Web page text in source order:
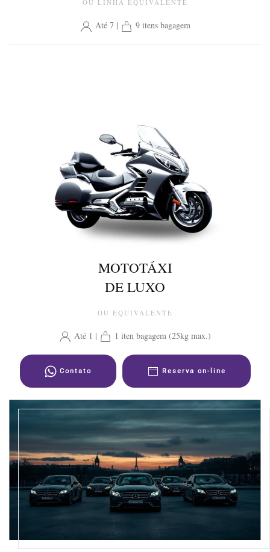
OU LINHA EQUIVALENTE
Até 7 | 9 itens bagagem
MOTOTÁXI
DE LUXO
OU EQUIVALENTE
Até 1 | 1 iten bagagem (25kg max.)
Contato Reserva on-line